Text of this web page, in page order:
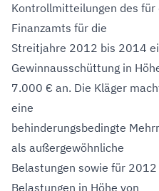
Kontrollmitteilungen des für
Finanzamts für die
Streitjahre 2012 bis 2014
Gewinnausschüttung in
7.000 € an. Die Kläger
eine
behinderungsbedingte
als außergewöhnliche
Belastungen sowie für
Belastungen in Höhe von